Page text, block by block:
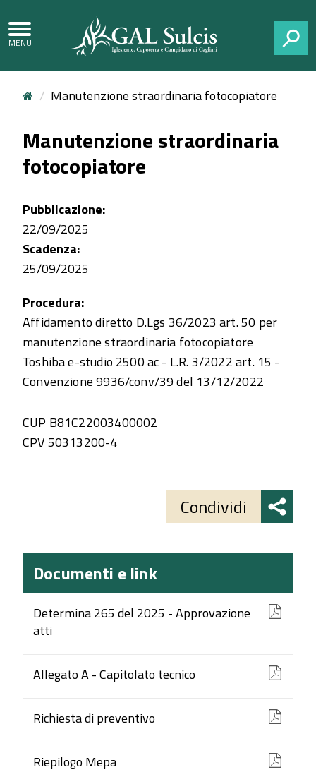
Manutenzione straordinaria fotocopiatore
Manutenzione straordinaria
fotocopiatore
Pubblicazione:
22/09/2025
Scadenza:
25/09/2025
Procedura:
Affidamento diretto D.Lgs 36/2023 art. 50 per
manutenzione straordinaria fotocopiatore
Toshiba e-studio 2500 ac - L.R. 3/2022 art. 15 -
Convenzione 9936/conv/39 del 13/12/2022
CUP B81C22003400002
CPV 50313200-4
Condividi
Documenti e link
Determina 265 del 2025 - Approvazione
atti
Allegato A - Capitolato tecnico
Richiesta di preventivo
Riepilogo Mepa